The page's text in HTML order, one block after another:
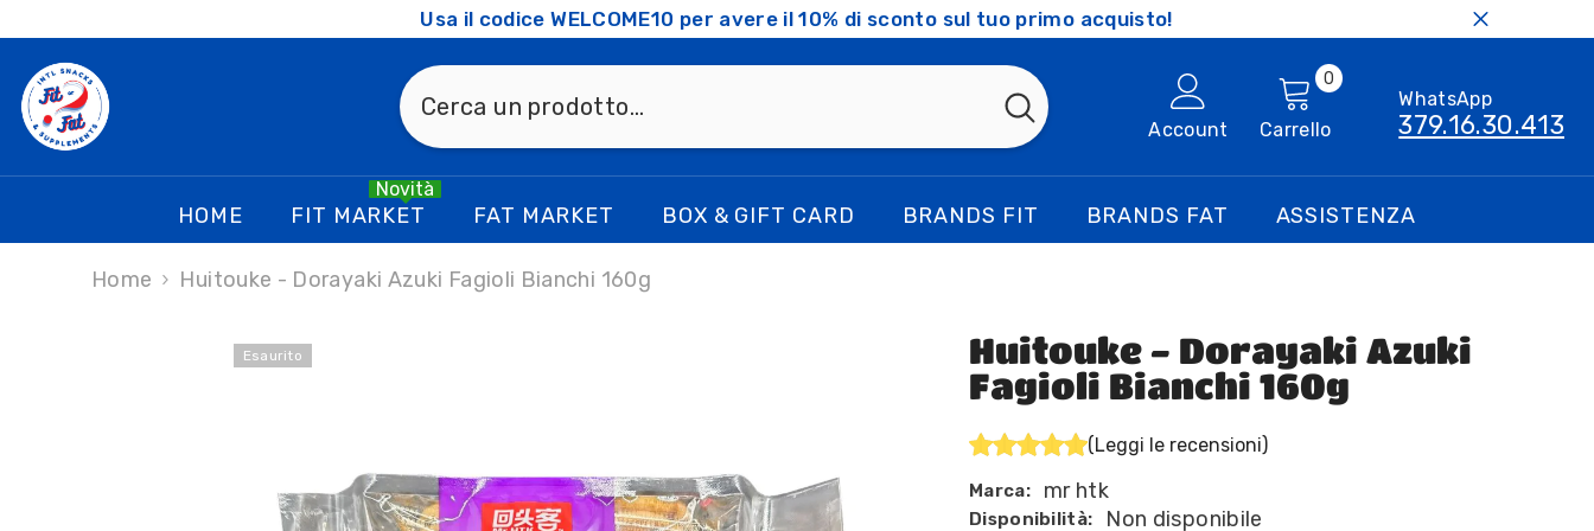
Usa il codice WELCOME10 per avere il 10% di sconto sul tuo primo acquisto!
Account Carrello
00
articoliWhatsApp
379.16.30.413
HOME FIT MARKET
Novità
FAT MARKET BOX & GIFT CARD BRANDS FIT BRANDS FAT ASSISTENZA
Home Huitouke - Dorayaki Azuki Fagioli Bianchi 160g
Esaurito
Huitouke - Dorayaki Azuki
Fagioli Bianchi 160g
(Leggi le recensioni)
Marca: mr htk
Disponibilità: Non disponibile